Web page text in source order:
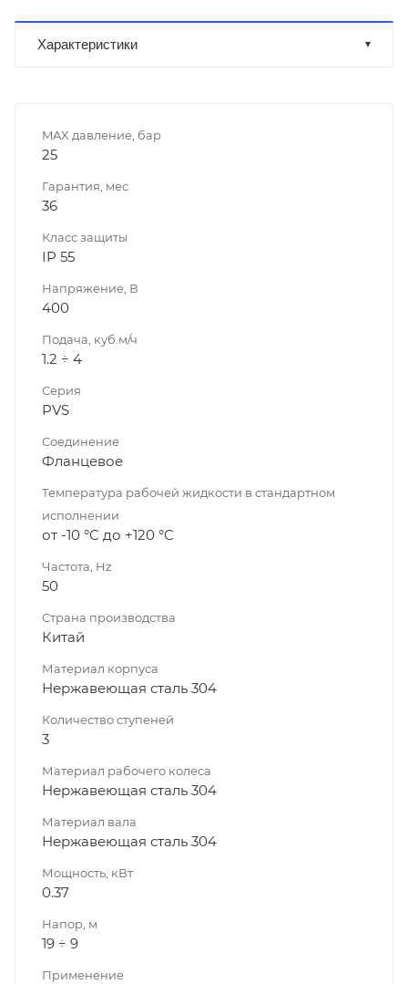
Характеристики
MAX давление, бар
25
Гарантия, мес
36
Класс защиты
IP 55
Напряжение, В
400
Подача, куб.м/ч
1.2 ÷ 4
Серия
PVS
Соединение
Фланцевое
Температура рабочей жидкости в стандартном
исполнении
от -10 °C до +120 °C
Частота, Hz
50
Страна производства
Китай
Материал корпуса
Нержавеющая сталь 304
Количество ступеней
3
Материал рабочего колеса
Нержавеющая сталь 304
Материал вала
Нержавеющая сталь 304
Мощность, кВт
0.37
Напор, м
19 ÷ 9
Применение